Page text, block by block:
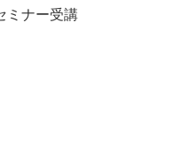
ミナー受講